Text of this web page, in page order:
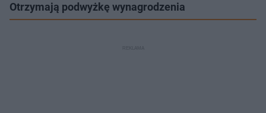
Otrzymają podwyżkę wynagrodzenia